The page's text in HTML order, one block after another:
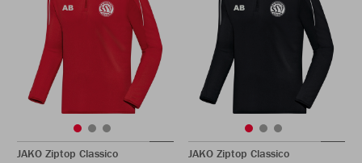
JAKO Ziptop Classico
JAKO Ziptop Classico